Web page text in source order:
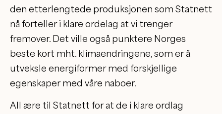
den etterlengtede produksjonen som Statnett
nå forteller i klare ordelag at vi trenger
fremover. Det ville også punktere Norges
beste kort mht. klimaendringene, som er å
utveksle energiformer med forskjellige
egenskaper med våre naboer.
All ære til Statnett for at de i klare ordlag